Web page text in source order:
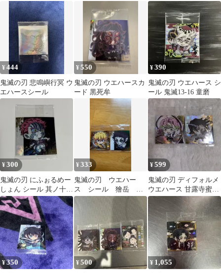
狗・憎珀天 2枚セット
内 極レア 15-27
¥444
鬼滅の刃 悲鳴嶼行冥 ウ
エハースシール
¥550
鬼滅の刃 ウエハースカ
ード 黒死牟
¥390
鬼滅の刃 ウエハース シ
ール 鬼滅13-16 童磨
¥300
鬼滅の刃 にふぉるめー
しょん シール 其ノ十五
15-15 猗窩座 上弦の参
¥333
鬼滅の刃 ウエハー
ス シール 獪岳 善
逸
¥599
鬼滅の刃 ディフォルメ
ウエハース 甘露寺蜜璃
伊黒小芭内
¥350 ¥500 ¥ 1,055